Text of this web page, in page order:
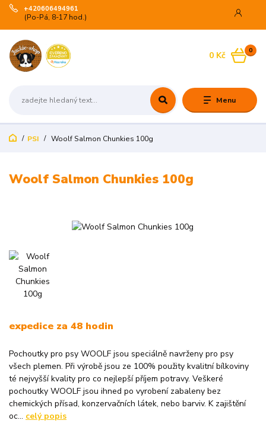
Menu
+420606494961
(Po-Pá, 8-17 hod.)
0
0 Kč
PSI Woolf Salmon Chunkies 100g
Woolf Salmon Chunkies 100g
expedice za 48 hodin
Pochoutky pro psy WOOLF jsou speciálně navrženy pro psy
všech plemen. Při výrobě jsou ze 100% použity kvalitní bílkoviny
té nejvyšší kvality pro co nejlepší příjem potravy. Veškeré
pochoutky WOOLF jsou ihned po vyrobení zabaleny bez
chemických přísad, konzervačních látek, nebo barviv. K zajištění
oc... celý popis